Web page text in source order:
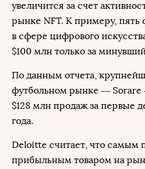
увеличится за счет
рынке NFT. К примеру, пять
в сфере цифрового
$100 млн только за минувший
По данным отчета,
футбольном рынке — Sorare
$128 млн продаж за первые
года.
Deloitte считает, что самым
прибыльным товаром на